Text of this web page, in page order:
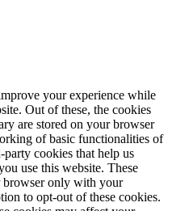
your experience while
Out of these, the cookies
are stored on your browser
of basic functionalities of
party cookies that help us
use this website. These
only with your
to opt-out of these cookies.